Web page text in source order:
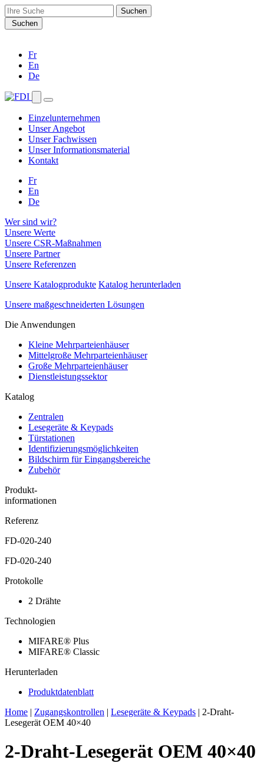
Search
for:Suchen
Fr
En
De
Einzelunternehmen
Unser Angebot
Unser Fachwissen
Unser Informationsmaterial
Kontakt
Fr
En
De
Wer sind wir?
Unsere Werte
Unsere CSR-Maßnahmen
Unsere Partner
Unsere Referenzen
Unsere Katalogprodukte Katalog herunterladen
Unsere maßgeschneiderten Lösungen
Die Anwendungen
Kleine Mehrparteienhäuser
Mittelgroße Mehrparteienhäuser
Große Mehrparteienhäuser
Dienstleistungssektor
Katalog
Zentralen
Lesegeräte & Keypads
Türstationen
Identifizierungsmöglichkeiten
Bildschirm für Eingangsbereiche
Zubehör
Produkt-
informationen
Referenz
FD-020-240
FD-020-240
Protokolle
2 Drähte
Technologien
MIFARE® Plus
MIFARE® Classic
Herunterladen
Produktdatenblatt
Home | Zugangskontrollen | Lesegeräte & Keypads | 2-Draht-
Lesegerät OEM 40×40
2-Draht-Lesegerät OEM 40×40